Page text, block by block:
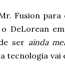
Fusion
DeLorean
ser ainda
tecnologia vai